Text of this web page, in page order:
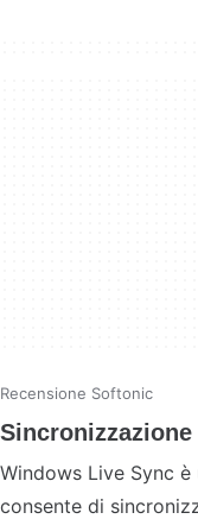
Recensione Softonic
Windows Live Sync
consente di